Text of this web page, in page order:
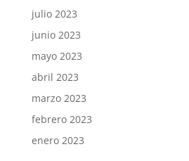
julio 2023
junio 2023
mayo 2023
abril 2023
marzo 2023
febrero 2023
enero 2023